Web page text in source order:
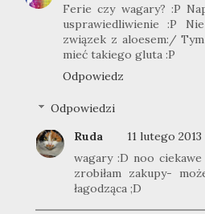
Ferie czy wagary? :P
usprawiedliwienie :P
związek z aloesem:/
mieć takiego gluta :P
Odpowiedz
Odpowiedzi
Ruda
11 lutego 2013
wagary :D noo
zrobiłam zakupy-
łagodząca ;D